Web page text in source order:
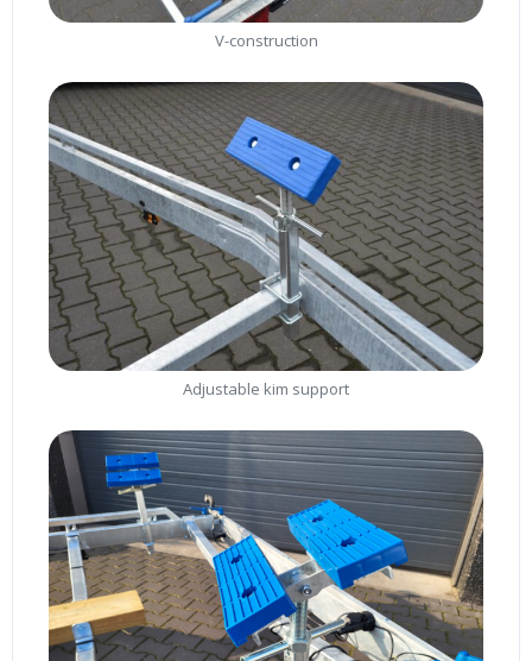
V-construction
Adjustable kim support